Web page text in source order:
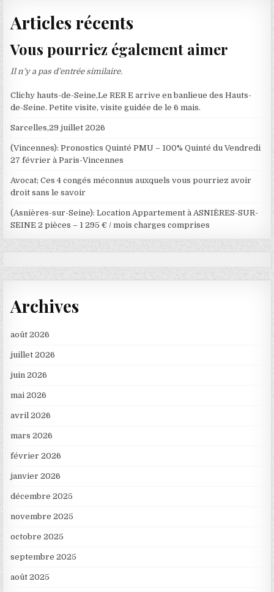
Articles récents
Vous pourriez également aimer
Il n’y a pas d’entrée similaire.
Clichy hauts-de-Seine,Le RER E arrive en banlieue des Hauts-
de-Seine. Petite visite, visite guidée de le 6 mais.
Sarcelles,29 juillet 2026
(Vincennes): Pronostics Quinté PMU – 100% Quinté du Vendredi
27 février à Paris-Vincennes
Avocat; Ces 4 congés méconnus auxquels vous pourriez avoir
droit sans le savoir
(Asnières-sur-Seine): Location Appartement à ASNIÈRES-SUR-
SEINE 2 pièces – 1 295 € / mois charges comprises
Archives
août 2026
juillet 2026
juin 2026
mai 2026
avril 2026
mars 2026
février 2026
janvier 2026
décembre 2025
novembre 2025
octobre 2025
septembre 2025
août 2025